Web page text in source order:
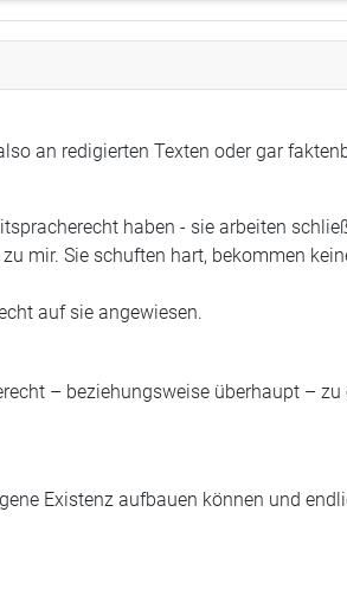
an redigierten Texten oder gar
haben - sie arbeiten
mir. Sie schuften hart, bekommen
auf sie angewiesen.
– beziehungsweise überhaupt – zu
Existenz aufbauen können und